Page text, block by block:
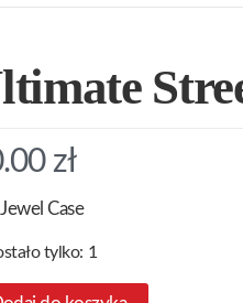
zł
Case
tylko: 1